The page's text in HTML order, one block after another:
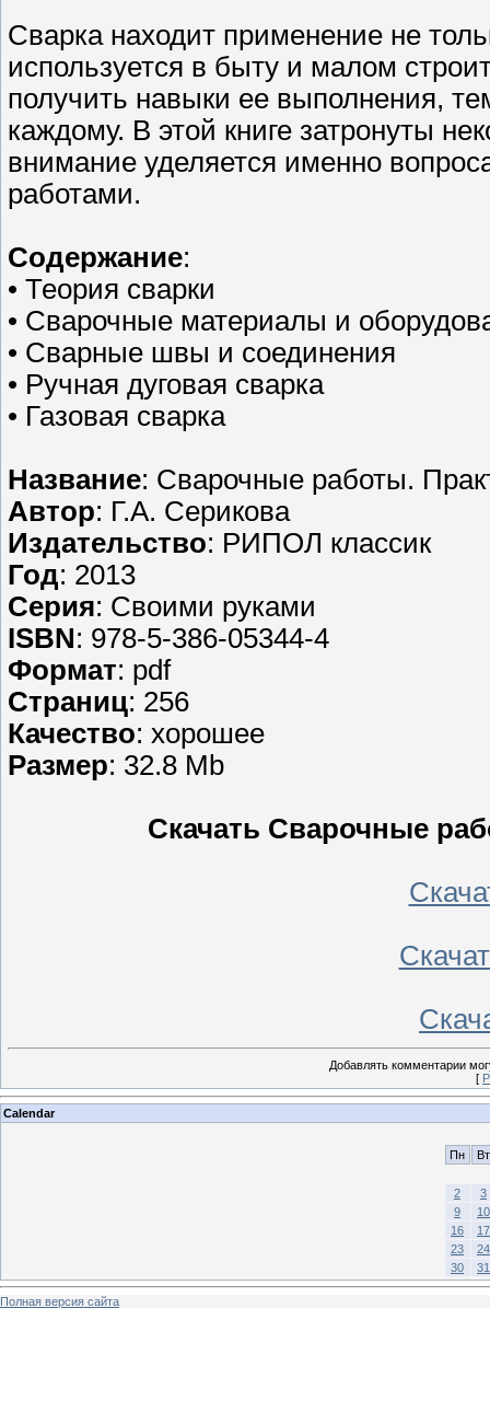
Сварка находит применение не
используется в быту и малом
получить навыки ее выполнения,
каждому. В этой книге затронуты
внимание уделяется именно
работами.
Содержание:
• Теория сварки
• Сварочные материалы и
• Сварные швы и соединения
• Ручная дуговая сварка
• Газовая сварка
Название: Сварочные работы.
Автор: Г.А. Серикова
Издательство: РИПОЛ классик
Год: 2013
Серия: Своими руками
ISBN: 978-5-386-05344-4
Формат: pdf
Страниц: 256
Качество: хорошее
Размер: 32.8 Mb
Скачать Сварочные
Добавлять комментарии
[
Calendar
Пн Вт
2
3
9
10
16
17
23
24
30
31
Полная версия сайта